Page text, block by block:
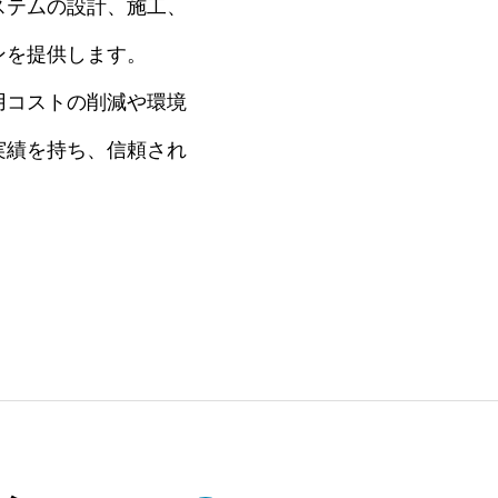
ムの設計、施工、
提供します。
ストの削減や環境
を持ち、信頼され